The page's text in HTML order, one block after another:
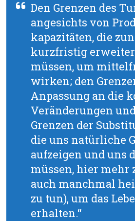
Den Grenzen des
angesichts von
kapazitäten, die
kurzfristig
müssen, um
wirken; den
Anpassung an die
Veränderungen
Grenzen der
die uns natürliche
aufzeigen und uns
müssen, hier mehr
auch manchmal
zu tun), um das
erhalten.“